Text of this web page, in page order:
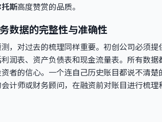
斯高度赞赏的品质。
数据的完整性与准确性
，对过去的梳理同样重要。初创公司必须
润表、资产负债表和现金流量表。所有数
者的信心。一个连自己历史账目都说不清
计师或财务顾问，在融资前对账目进行梳理